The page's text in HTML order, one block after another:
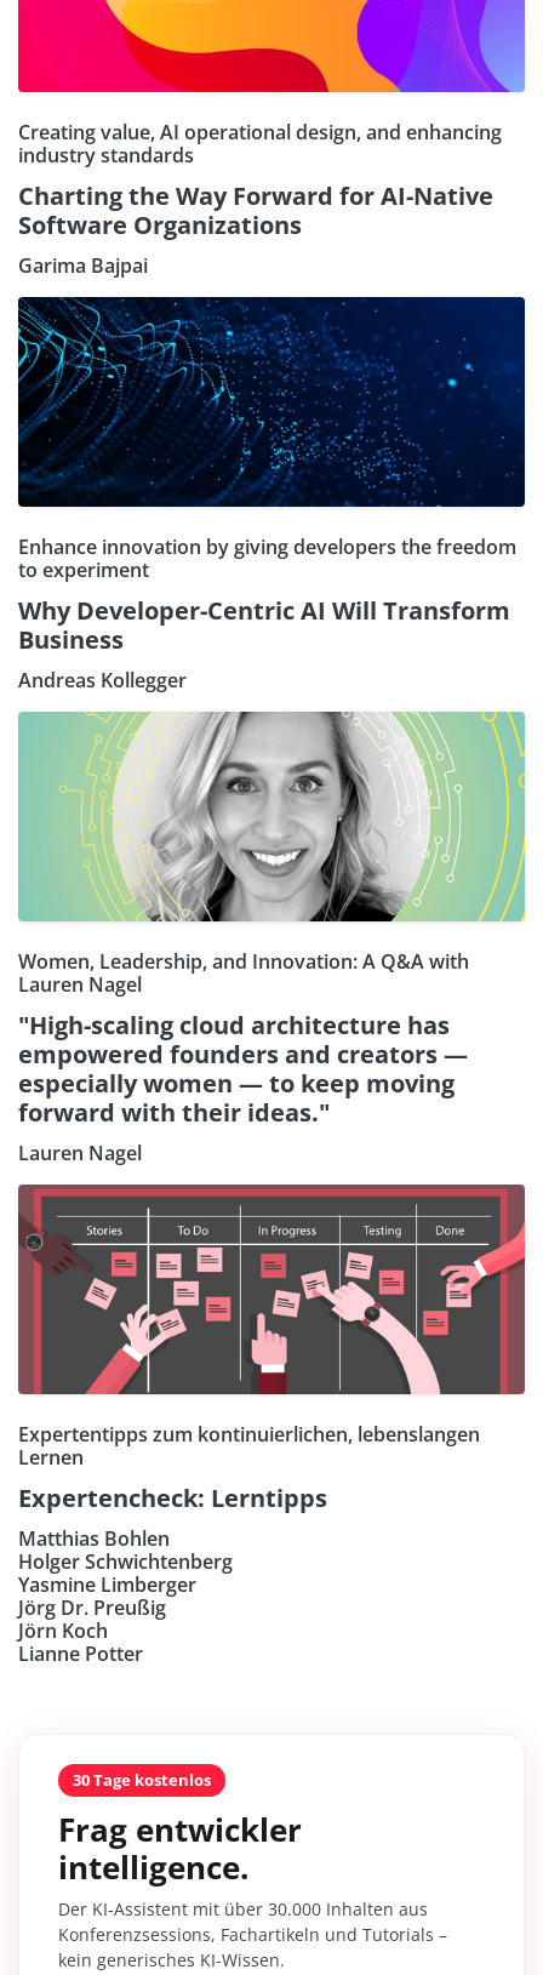
Creating value, AI operational design, and enhancing
industry standards
Charting the Way Forward for AI-Native
Software Organizations
Garima Bajpai
Enhance innovation by giving developers the freedom
to experiment
Why Developer-Centric AI Will Transform
Business
Andreas Kollegger
Women, Leadership, and Innovation: A Q&A with
Lauren Nagel
"High-scaling cloud architecture has
empowered founders and creators —
especially women — to keep moving
forward with their ideas."
Lauren Nagel
Expertentipps zum kontinuierlichen, lebenslangen
Lernen
Expertencheck: Lerntipps
Matthias Bohlen
Holger Schwichtenberg
Yasmine Limberger
Jörg Dr. Preußig
Jörn Koch
Lianne Potter
30 Tage kostenlos
Frag entwickler
intelligence.
Der KI-Assistent mit über 30.000 Inhalten aus
Konferenzsessions, Fachartikeln und Tutorials –
kein generisches KI-Wissen.